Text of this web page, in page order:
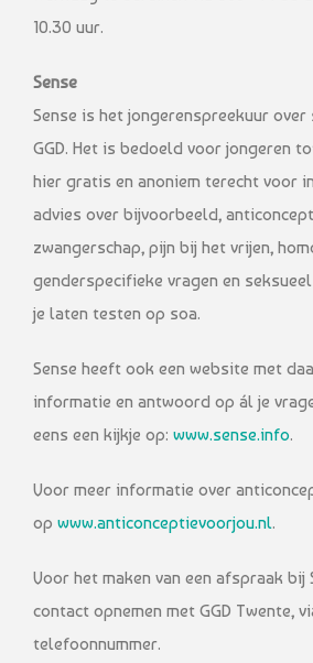
10.30 uur.
Sense
Sense is het jongerenspreekuur
GGD. Het is bedoeld voor jongeren
hier gratis en anoniem terecht voor
advies over bijvoorbeeld,
zwangerschap, pijn bij het vrijen,
genderspecifieke vragen en
je laten testen op soa.
Sense heeft ook een website met
informatie en antwoord op ál je
eens een kijkje op: www.sense.info.
Voor meer informatie over
op www.anticonceptievoorjou.nl.
Voor het maken van een afspraak bij
contact opnemen met GGD Twente,
telefoonnummer.